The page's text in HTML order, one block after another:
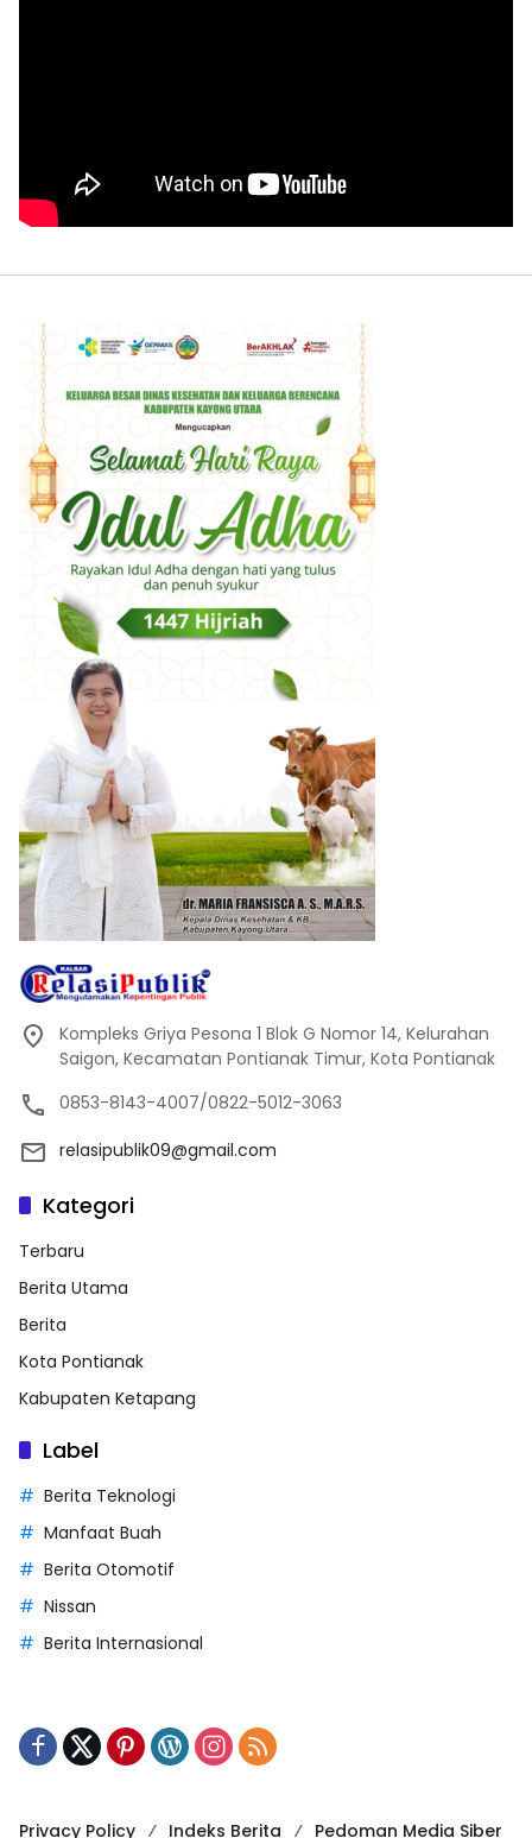
Kompleks Griya Pesona 1 Blok G Nomor 14, Kelurahan
Saigon, Kecamatan Pontianak Timur, Kota Pontianak
0853-8143-4007/0822-5012-3063
relasipublik09@gmail.com
Kategori
Terbaru
Berita Utama
Berita
Kota Pontianak
Kabupaten Ketapang
Label
Berita Teknologi
Manfaat Buah
Berita Otomotif
Nissan
Berita Internasional
Privacy Policy Indeks Berita Pedoman Media Siber